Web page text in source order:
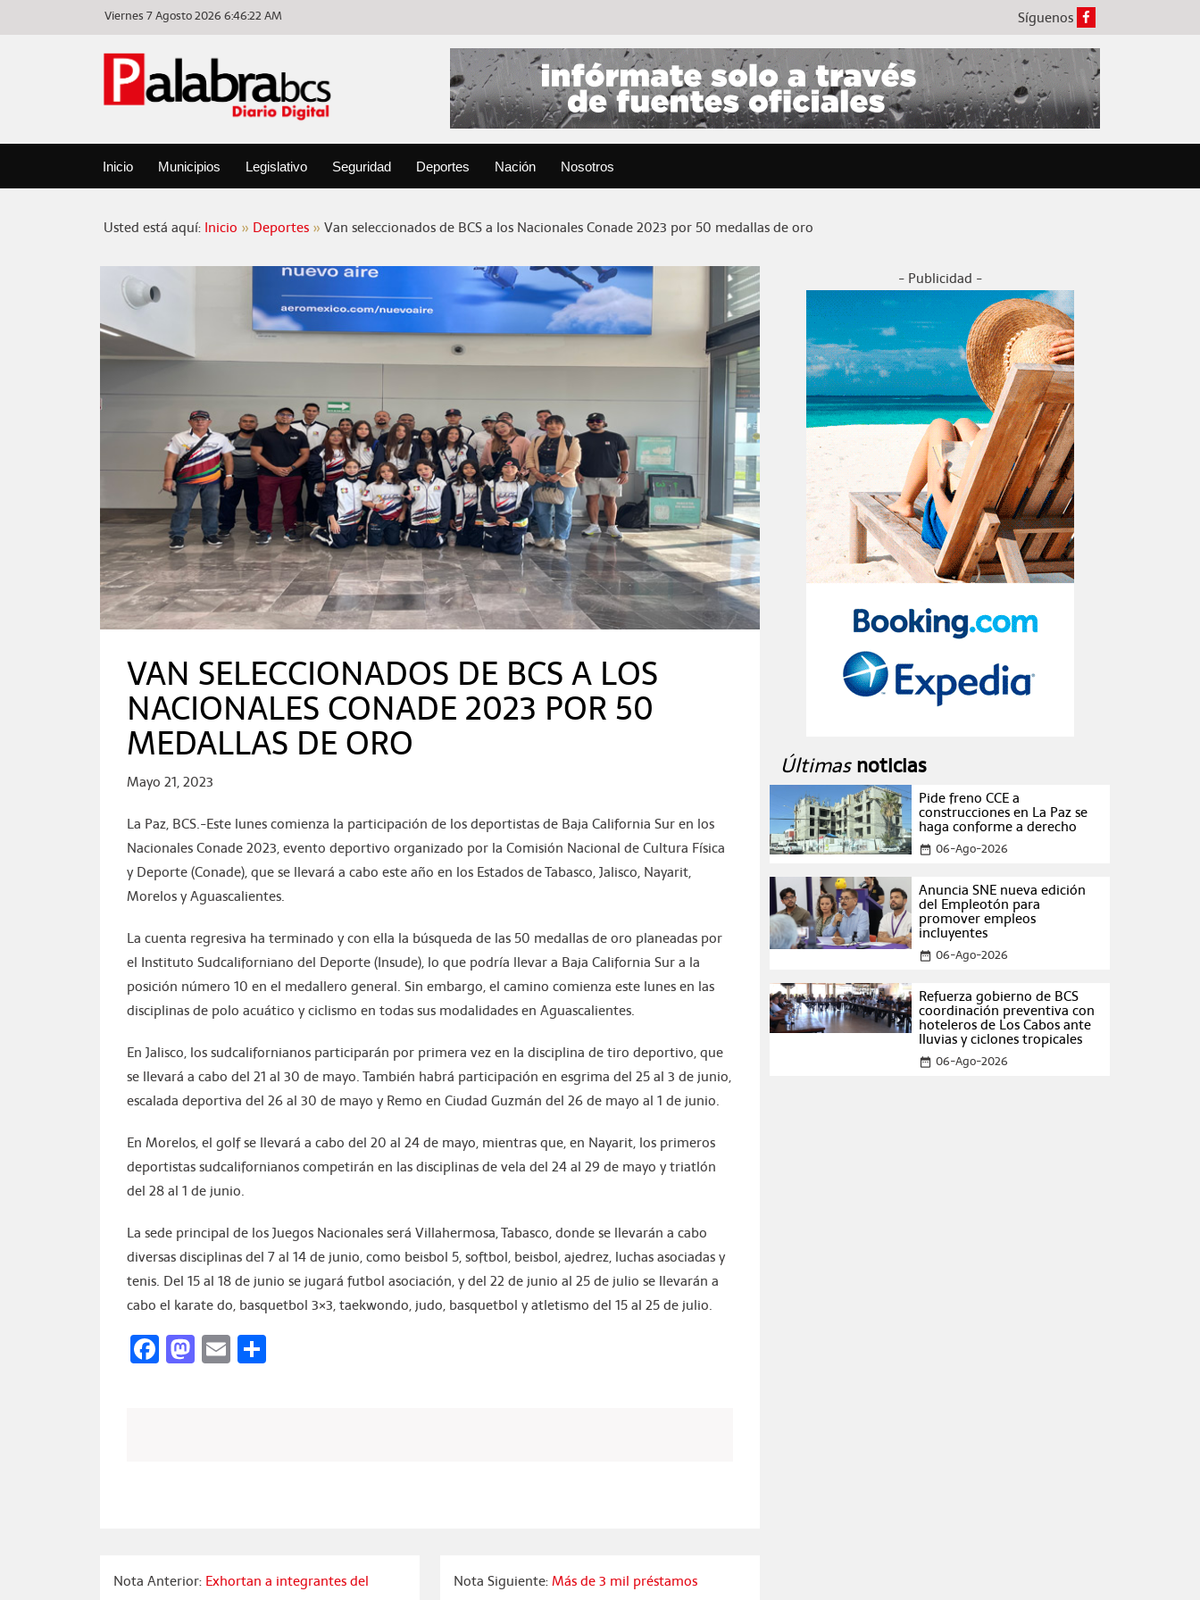
Viernes 7 Agosto 20266:46:22 AM Síguenos
Inicio Municipios Legislativo Seguridad Deportes Nación Nosotros
Usted está aquí: Inicio Deportes Van seleccionados de BCS a los Nacionales Conade 2023 por 50 medallas de oro
VAN SELECCIONADOS DE BCS A LOS
NACIONALES CONADE 2023 POR 50
MEDALLAS DE ORO
Mayo 21, 2023
La Paz, BCS.-Este lunes comienza la participación de los deportistas de Baja California Sur en los
Nacionales Conade 2023, evento deportivo organizado por la Comisión Nacional de Cultura Física
y Deporte (Conade), que se llevará a cabo este año en los Estados de Tabasco, Jalisco, Nayarit,
Morelos y Aguascalientes.
La cuenta regresiva ha terminado y con ella la búsqueda de las 50 medallas de oro planeadas por
el Instituto Sudcaliforniano del Deporte (Insude), lo que podría llevar a Baja California Sur a la
posición número 10 en el medallero general. Sin embargo, el camino comienza este lunes en las
disciplinas de polo acuático y ciclismo en todas sus modalidades en Aguascalientes.
En Jalisco, los sudcalifornianos participarán por primera vez en la disciplina de tiro deportivo, que
se llevará a cabo del 21 al 30 de mayo. También habrá participación en esgrima del 25 al 3 de junio,
escalada deportiva del 26 al 30 de mayo y Remo en Ciudad Guzmán del 26 de mayo al 1 de junio.
En Morelos, el golf se llevará a cabo del 20 al 24 de mayo, mientras que, en Nayarit, los primeros
deportistas sudcalifornianos competirán en las disciplinas de vela del 24 al 29 de mayo y triatlón
del 28 al 1 de junio.
La sede principal de los Juegos Nacionales será Villahermosa, Tabasco, donde se llevarán a cabo
diversas disciplinas del 7 al 14 de junio, como beisbol 5, softbol, beisbol, ajedrez, luchas asociadas y
tenis. Del 15 al 18 de junio se jugará futbol asociación, y del 22 de junio al 25 de julio se llevarán a
cabo el karate do, basquetbol 3×3, taekwondo, judo, basquetbol y atletismo del 15 al 25 de julio.
Facebook
Mastodon
Email
Nota Anterior: Exhortan a integrantes del
Nota Siguiente:Más de 3 mil préstamos
- Publicidad -
Últimas noticias
Pide freno CCE a
construcciones en La Paz se
haga conforme a derecho
date_range 06-Ago-2026
Anuncia SNE nueva edición
del Empleotón para
promover empleos
incluyentes
date_range 06-Ago-2026
Refuerza gobierno de BCS
coordinación preventiva con
hoteleros de Los Cabos ante
lluvias y ciclones tropicales
date_range 06-Ago-2026